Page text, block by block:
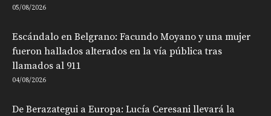
05/08/2026
Escándalo en Belgrano: Facundo Moyano y una mujer
fueron hallados alterados en la vía pública tras
llamados al 911
04/08/2026
De Berazategui a Europa: Lucía Ceresani llevará la